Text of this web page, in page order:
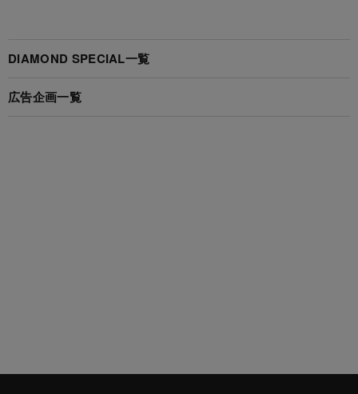
DIAMOND SPECIAL一覧
広告企画一覧